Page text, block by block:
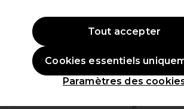
69,17 €
OFFRE
Paramètres des
Cookies essentiels
Tout accepter